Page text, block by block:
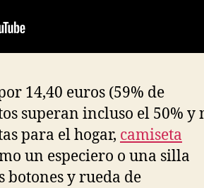
14,40 euros (59% de
superan incluso el 50% y
para el hogar, camiseta
un especiero o una silla
botones y rueda de